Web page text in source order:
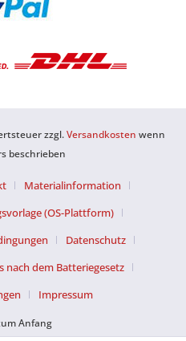
zzgl.Versandkosten wenn
beschrieben
Materialinformation
(OS-Plattform)
Datenschutz
nach dem Batteriegesetz
Impressum
Anfang